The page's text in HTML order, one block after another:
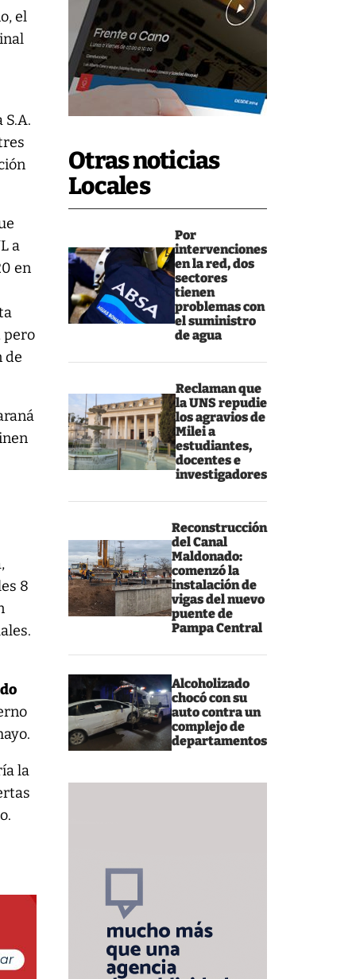
Otras noticias
Locales
Por
intervenciones
en la red, dos
sectores
tienen
problemas con
el suministro
de agua
Reclaman que
la UNS repudie
los agravios de
Milei a
estudiantes,
docentes e
investigadores
Reconstrucción
del Canal
Maldonado:
comenzó la
instalación de
vigas del nuevo
puente de
Pampa Central
Alcoholizado
chocó con su
auto contra un
complejo de
departamentos
el
a
en
pero
de
8
la